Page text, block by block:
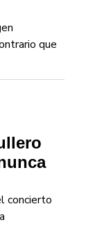
que
concierto